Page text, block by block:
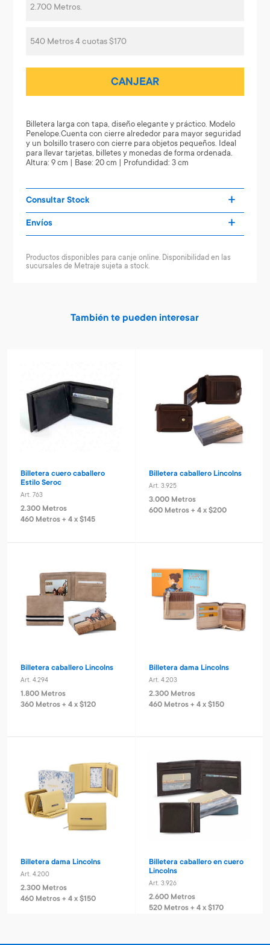
2.700 Metros.
540 Metros 4 cuotas $170
CANJEAR
Billetera larga con tapa, diseño elegante y práctico. Modelo
Penelope.Cuenta con cierre alrededor para mayor seguridad
y un bolsillo trasero con cierre para objetos pequeños. Ideal
para llevar tarjetas, billetes y monedas de forma ordenada.
Altura: 9 cm | Base: 20 cm | Profundidad: 3 cm
Consultar Stock
Envíos
Productos disponibles para canje online. Disponibilidad en las
sucursales de Metraje sujeta a stock.
También te pueden interesar
Billetera cuero caballero
Estilo Seroc
Art. 763
2.300 Metros
460 Metros + 4 x $145
Billetera caballero Lincolns
Art. 3.925
3.000 Metros
600 Metros + 4 x $200
Billetera caballero Lincolns
Art. 4.294
1.800 Metros
360 Metros + 4 x $120
Billetera dama Lincolns
Art. 4.203
2.300 Metros
460 Metros + 4 x $150
Billetera dama Lincolns
Art. 4.200
2.300 Metros
460 Metros + 4 x $150
Billetera caballero en cuero
Lincolns
Art. 3.926
2.600 Metros
520 Metros + 4 x $170